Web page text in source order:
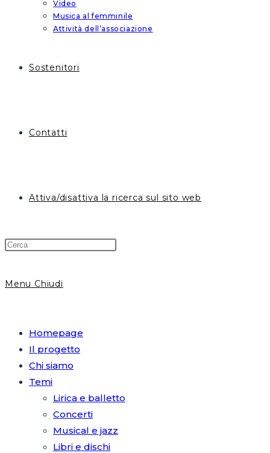
Video
Musica al femminile
Attività dell’associazione
Sostenitori
Contatti
Attiva/disattiva la ricerca sul sito web
Menu Chiudi
Homepage
Il progetto
Chi siamo
Temi
Lirica e balletto
Concerti
Musical e jazz
Libri e dischi